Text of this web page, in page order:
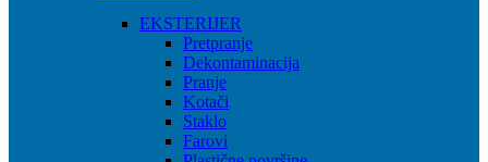
EKSTERIJER
Pretpranje
Dekontaminacija
Pranje
Kotači
Staklo
Farovi